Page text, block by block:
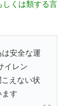
しくは類する言
安全な運
イレン
えない状
す